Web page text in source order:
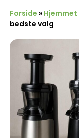
Forside » Hjemmet
bedste valg